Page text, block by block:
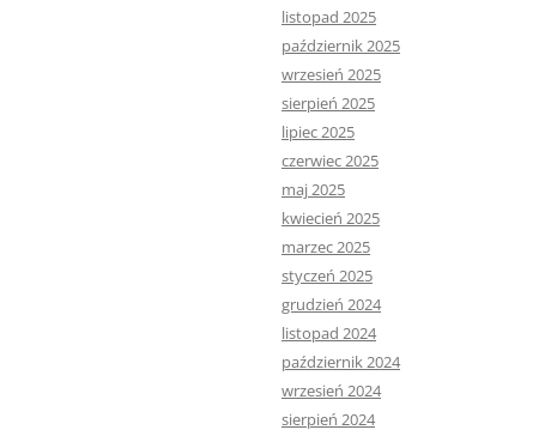
listopad 2025
październik 2025
wrzesień 2025
sierpień 2025
lipiec 2025
czerwiec 2025
maj 2025
kwiecień 2025
marzec 2025
styczeń 2025
grudzień 2024
listopad 2024
październik 2024
wrzesień 2024
sierpień 2024